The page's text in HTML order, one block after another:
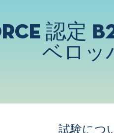
認定
ベロッ
試験につ